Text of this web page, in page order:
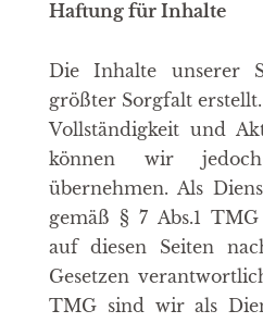
Haftung für Inhalte
Die Inhalte unserer
größter Sorgfalt
Vollständigkeit und
können wir
übernehmen. Als
gemäß § 7 Abs.1
auf diesen Seiten
Gesetzen
TMG sind wir als